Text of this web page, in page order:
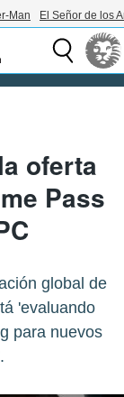
Man El Señor de los
oferta
Pass
global de
'evaluando
para nuevos